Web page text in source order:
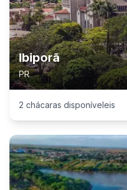
Ibiporã
PR
2 chácaras disponíveleis